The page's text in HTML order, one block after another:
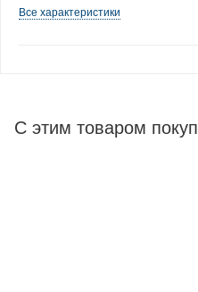
Все характеристики
С этим товаром